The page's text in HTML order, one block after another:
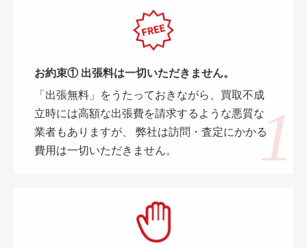
お約束① 出張料は一切いただきません。
「出張無料」をうたっておきながら、買取不成
立時には高額な出張費を請求するような悪質な
業者もありますが、 弊社は訪問・査定にかかる
費用は一切いただきません。